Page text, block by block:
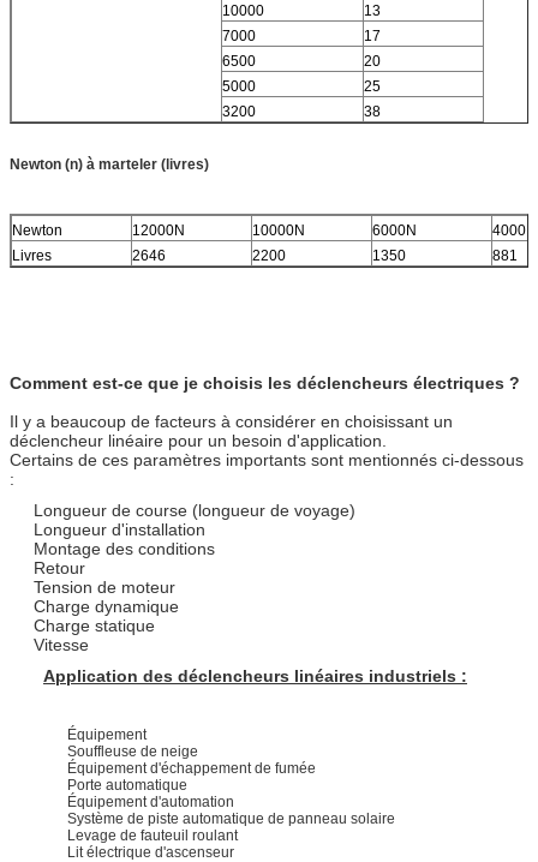
10000
13
7000
17
6500
20
5000
25
3200
38
Newton (n) à marteler (livres)
Newton 12000N 10000N 6000N
4000N
Livres
2646 2200 1350 881
Comment est-ce que je choisis les déclencheurs électriques ?
Il y a beaucoup de facteurs à considérer en choisissant un
déclencheur linéaire pour un besoin d'application.
Certains de ces paramètres importants sont mentionnés ci-dessous
:
Longueur de course (longueur de voyage)
Longueur d'installation
Montage des conditions
Retour
Tension de moteur
Charge dynamique
Charge statique
Vitesse
Application des déclencheurs linéaires industriels :
Équipement
Souffleuse de neige
Équipement d'échappement de fumée
Porte automatique
Équipement d'automation
Système de piste automatique de panneau solaire
Levage de fauteuil roulant
Lit électrique d'ascenseur